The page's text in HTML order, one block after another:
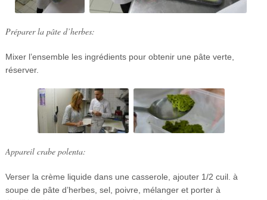
Préparer la pâte d’herbes:
Mixer l’ensemble les ingrédients pour obtenir une pâte verte,
réserver.
Appareil crabe polenta:
Verser la crème liquide dans une casserole, ajouter 1/2 cuil. à
soupe de pâte d’herbes, sel, poivre, mélanger et porter à